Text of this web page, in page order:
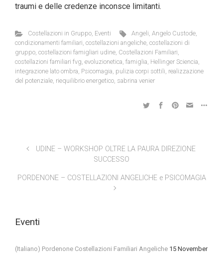
traumi e delle credenze inconsce limitanti.
Costellazioni in Gruppo, Eventi Angeli,Angelo Custode,
condizionamenti familiari, costellazioni angeliche, costellazioni di
gruppo, costellazioni famigliari udine, Costellazioni Familiari,
costellazioni familiari fvg, evoluzionetica, famiglia, Hellinger Sciencia,
integrazione lato ombra, Psicomagia, pulizia corpi sottili, realizzazione
del potenziale, riequilibrio energetico, sabrina venier
UDINE – WORKSHOP OLTRE LA PAURA DIREZIONE
SUCCESSO
PORDENONE – COSTELLAZIONI ANGELICHE e PSICOMAGIA
Eventi
(Italiano) Pordenone Costellazioni Familiari Angeliche 15 November